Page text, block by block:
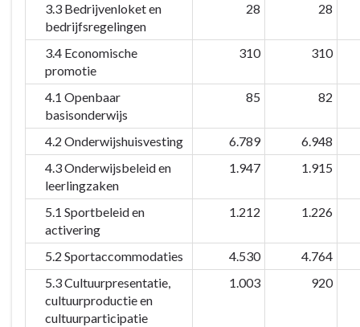
3.3 Bedrijvenloket en
bedrijfsregelingen
28 28
3.4 Economische
promotie
310 310
4.1 Openbaar
basisonderwijs
85 82
4.2 Onderwijshuisvesting 6.789
6.948
4.3 Onderwijsbeleid en
leerlingzaken
1.947 1.915
5.1 Sportbeleid en
activering
1.212 1.226
5.2 Sportaccommodaties 4.530
4.764
5.3 Cultuurpresentatie,
cultuurproductie en
cultuurparticipatie
1.003 920